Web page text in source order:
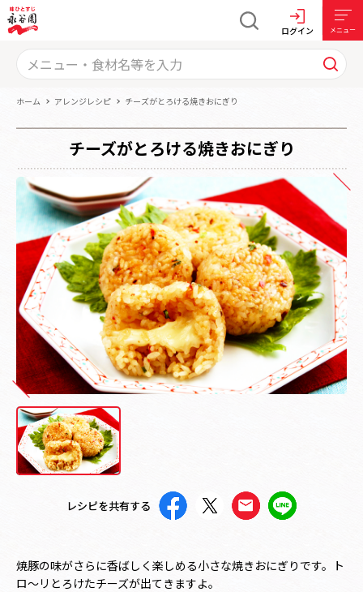
ログイン メニュー
ホーム アレンジレシピ チーズがとろける焼きおにぎり
チーズがとろける焼きおにぎり
レシピを共有する
焼豚の味がさらに香ばしく楽しめる小さな焼きおにぎりです。ト
ロ～リとろけたチーズが出てきますよ。